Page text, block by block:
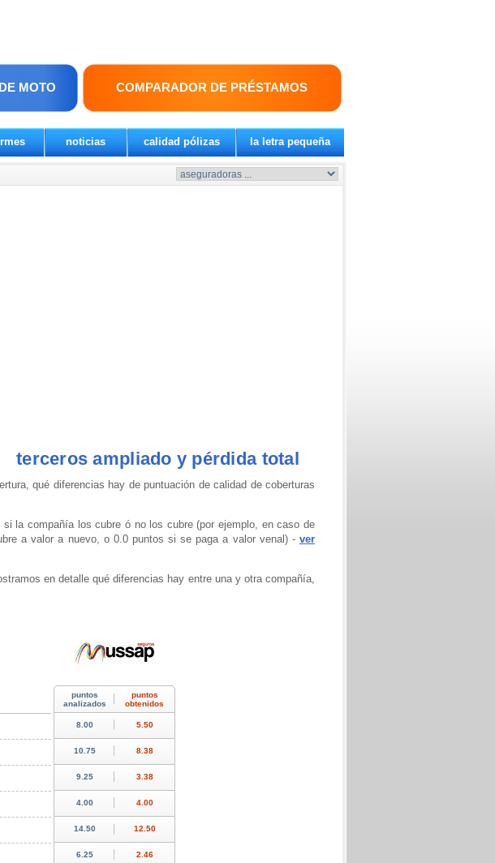
MOTO COMPARADOR DE PRÉSTAMOS
noticias calidad pólizas la letra pequeña
terceros ampliado y pérdida total
qué diferencias hay de puntuación de calidad de coberturas
la compañía los cubre ó no los cubre (por ejemplo, en caso de
a valor a nuevo, o 0.0 puntos si se paga a valor venal) - ver
en detalle qué diferencias hay entre una y otra compañía,